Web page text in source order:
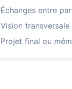
Échanges entre
Vision
Projet final ou